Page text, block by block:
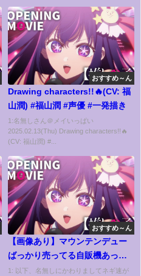
おすすめ～ん
Drawing characters!!🔥(CV: 福
山潤) #福山潤 #声優 #一発描き
1:名無しさん＠メイいっぱい
2025.02.13(Thu) Drawing characters!!🔥
(CV: 福山潤) #...
おすすめ～ん
【画像あり】マウンテンデュー
ばっかり売ってる自販機あった
んだがｗｗｗｗｗｗｗｗ
1: 以下、名無しにかわりましてネギ速が